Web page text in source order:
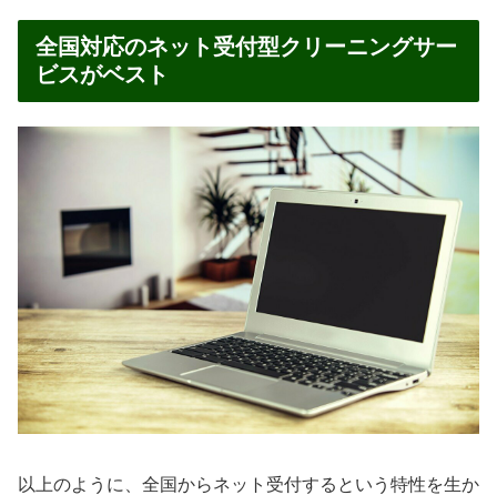
全国対応のネット受付型クリーニングサー
ビスがベスト
以上のように、全国からネット受付するという特性を生か